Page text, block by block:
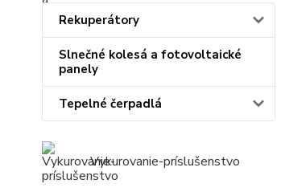
Rekuperátory
Slnečné kolesá a fotovoltaické
panely
Tepelné čerpadlá
Vykurovanie-príslušenstvo